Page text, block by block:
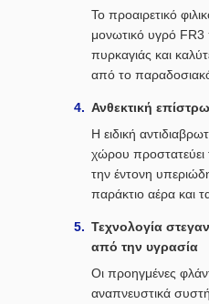
Το προαιρετικό
μονωτικό υγρό FR3
πυρκαγιάς και
από το
Ανθεκτική
Η ειδική
χώρου προστατεύει
την έντονη
παράκτιο αέρα και
Τεχνολογία
από την υγρασία
Οι προηγμένες
αναπνευστικά